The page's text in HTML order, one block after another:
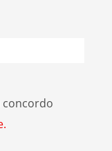
concordo